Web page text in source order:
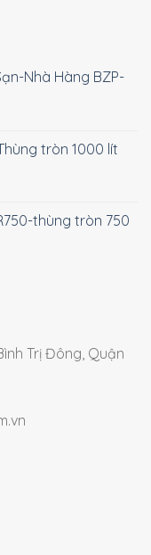
Nhà Hàng BZP-
tròn 1000 lít
thùng tròn 750
Trị Đông, Quận